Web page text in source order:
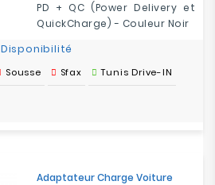
PD + QC (Power Delivery et
QuickCharge) - Couleur Noir
Disponibilité
Sousse Sfax Tunis Drive-IN
Adaptateur Charge Voiture